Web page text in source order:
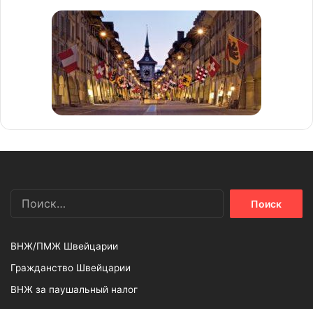
ВНЖ/ПМЖ Швейцарии
Гражданство Швейцарии
ВНЖ за паушальный налог